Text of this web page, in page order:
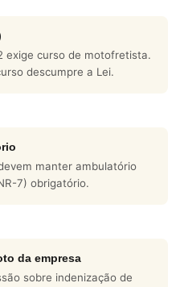
exige curso de motofretista.
descumpre a Lei.
manter ambulatório
7) obrigatório.
da empresa
sobre indenização de